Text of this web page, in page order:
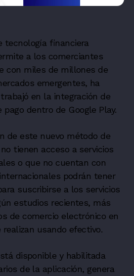
tecnología financiera
a los comerciantes
con miles de millones de
emergentes, ha
en la integración de
dentro de Google Play.
de este nuevo método de
tienen acceso a servicios
o que no cuentan con
podrán tener
suscribirse a los servicios
estudios recientes, más
de comercio electrónico en
usando efectivo.
disponible y habilitada
de la aplicación, genera